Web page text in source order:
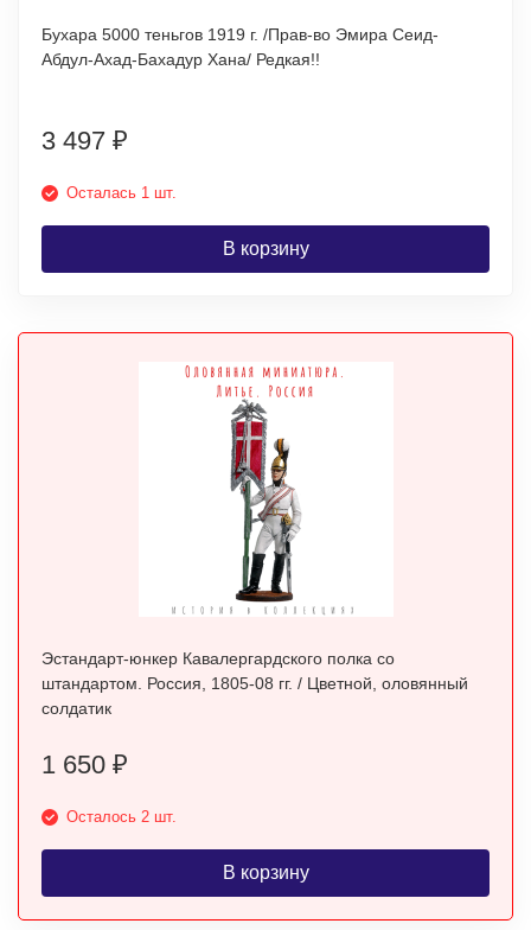
Бухара 5000 теньгов 1919 г. /Прав-во Эмира Сеид-
Абдул-Ахад-Бахадур Хана/ Редкая!!
3 497 ₽
Осталась 1 шт.
В корзину
Эстандарт-юнкер Кавалергардского полка со
штандартом. Россия, 1805-08 гг. / Цветной, оловянный
солдатик
1 650 ₽
Осталось 2 шт.
В корзину